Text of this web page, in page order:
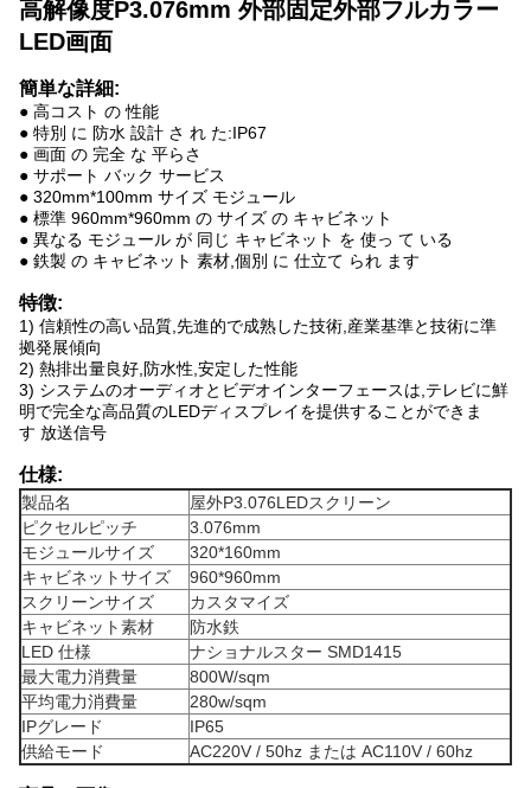
高解像度P3.076mm 外部固定外部フルカラー
LED画面
簡単な詳細:
● 高コスト の 性能
● 特別 に 防水 設計 さ れ た:IP67
● 画面 の 完全 な 平らさ
● サポート バック サービス
● 320mm*100mm サイズ モジュール
● 標準 960mm*960mm の サイズ の キャビネット
● 異なる モジュール が 同じ キャビネット を 使っ て いる
● 鉄製 の キャビネット 素材,個別 に 仕立て られ ます
特徴:
1) 信頼性の高い品質,先進的で成熟した技術,産業基準と技術に準
拠発展傾向
2) 熱排出量良好,防水性,安定した性能
3) システムのオーディオとビデオインターフェースは,テレビに鮮
明で完全な高品質のLEDディスプレイを提供することができま
す 放送信号
仕様:
製品名
屋外P3.076LEDスクリーン
ピクセルピッチ
3.076mm
モジュールサイズ
320*160mm
キャビネットサイズ
960*960mm
スクリーンサイズ
カスタマイズ
キャビネット素材
防水鉄
LED 仕様
ナショナルスター SMD1415
最大電力消費量
800W/sqm
平均電力消費量
280w/sqm
IPグレード
IP65
供給モード
AC220V / 50hz または AC110V / 60hz